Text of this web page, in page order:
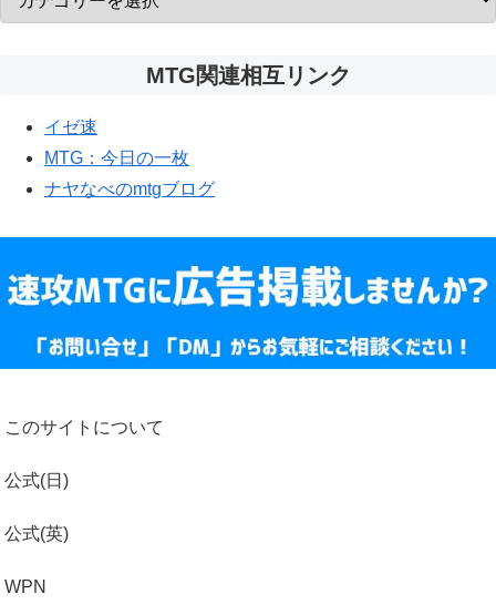
MTG関連相互リンク
イゼ速
MTG：今日の一枚
ナヤなべのmtgブログ
このサイトについて
公式(日)
公式(英)
WPN